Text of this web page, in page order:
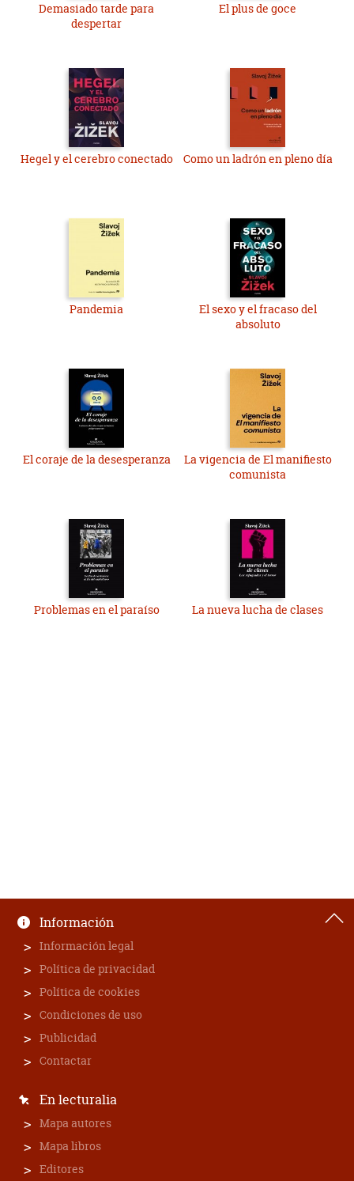
Demasiado tarde para
despertar
El plus de goce
Hegel y el cerebro conectado Como un ladrón en pleno día
Pandemia
El sexo y el fracaso del
absoluto
El coraje de la desesperanza
La vigencia de El manifiesto
comunista
Problemas en el paraíso La nueva lucha de clases
Información
Información legal
Política de privacidad
Política de cookies
Condiciones de uso
Publicidad
Contactar
En lecturalia
Mapa autores
Mapa libros
Editores